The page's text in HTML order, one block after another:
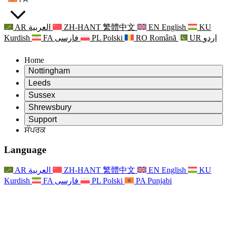
AR العربية ZH-HANT 繁體中文 EN English
KU
Kurdish
FA فارسی PL Polski RO Română UR اردو
Home
Nottingham
Review
ਸਮੀਖਿਆ ਦੇ ਚੇਅਰਮੈਨ
ਸੁਤੰਤਰ ਸਮੀਖਿਆ ਟੀਮ
ਸੰਦਰਭ ਦੀਆਂ ਸ਼ਰਤਾਂ
ਸੁਤੰਤਰ ਸਮੀਖਿਆ ਦੀ ਅੰਤਿਮ ਰਿਪੋਰਟ
ਅਕਸਰ ਪੁੱਛੇ ਜਾਣ ਵਾਲੇ ਸਵਾਲ
ਪਰਿਵਾਰਕ ਫੀਡਬੈਕ ਪ੍ਰਕਿਰਿਆ
ਨਿਊਜ਼ਲੈਟਰ
ਬਾਹਰ ਕੱਡਣਾ
Leeds
Review
ਸਮੀਖਿਆ ਦੇ ਚੇਅਰਮੈਨ
ਸੁਤੰਤਰ ਸਮੀਖਿਆ ਟੀਮ
ਹਵਾਲੇ ਦੀਆਂ ਸ਼ਰਤਾਂ
ਸੰਪਰਕ
ਪਰਿਵਾਰਾਂ ਲਈ ਮਨੋਵਿਗਿਆਨਕ ਸਹਾਇਤਾ
ਪਰਿਵਾਰਾਂ ਲਈ ਅੱਪਡੇਟ
ਘਟਨਾਵਾਂ
For Staff
ਸਟਾਫ ਲਈ ਸਹਾਇਤਾ
Sussex
Review
ਸਮੀਖਿਆ ਦੇ ਚੇਅਰਮੈਨ
ਸੁਤੰਤਰ ਸਮੀਖਿਆ ਟੀਮ
ਸੰਦਰਭ ਦੀਆਂ ਸ਼ਰਤਾਂ
For Families
ਪਰਿਵਾਰਾਂ ਲਈ ਅੱਪਡੇਟ
ਘਟਨਾਵਾਂ
Shrewsbury
Review
ਜਣੇਪਾ ਸਮੀਖਿਆ ਵਾਸਤੇ ਸੰਦਰਭ ਦੀਆਂ ਸ਼ਰਤਾਂ
ਸੁਤੰਤਰ ਸਮੀਖਿਆ ਦੀ ਅੰਤਿਮ ਰਿਪੋਰਟ
ਸੁਤੰਤਰ ਸਮੀਖਿਆ ਦੀ ਪਹਿਲੀ ਰਿਪੋਰਟ
For Families
ਅੱਪਡੇਟ
Support
Leeds
Nottingham
ਪਰਿਵਾਰਕ ਮਨੋਵਿਗਿਆਨਕ ਸਹਾਇਤਾ ਸੇਵਾ
ਮਾਨਸਿਕ ਸਿਹਤ ਸੰਕਟ ਸਹਾਇਤਾ
ਖੇਤਰੀ ਸੇਵਾਵਾਂ ਨੌਟਿੰਘਮ
National
ਸੰਪਰਕ
Language
AR العربية ZH-HANT 繁體中文 EN English
KU
Kurdish
FA فارسی PL Polski PA Punjabi